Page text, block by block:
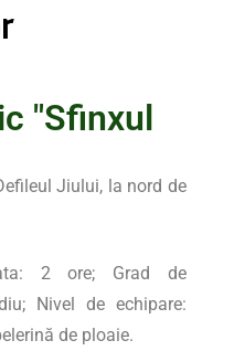
"Sfinxul
Jiului, la nord de
2 ore; Grad de
Nivel de echipare:
de ploaie.